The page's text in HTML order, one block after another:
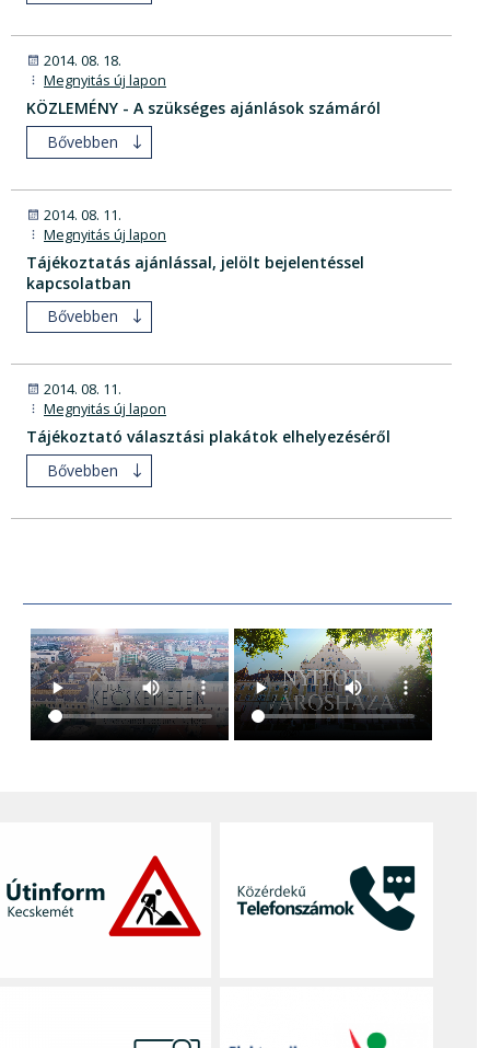
2014. 08. 18.
Megnyitás új lapon
KÖZLEMÉNY - A szükséges ajánlások számáról
Bővebben
2014. 08. 11.
Megnyitás új lapon
Tájékoztatás ajánlással, jelölt bejelentéssel
kapcsolatban
Bővebben
2014. 08. 11.
Megnyitás új lapon
Tájékoztató választási plakátok elhelyezéséről
Bővebben